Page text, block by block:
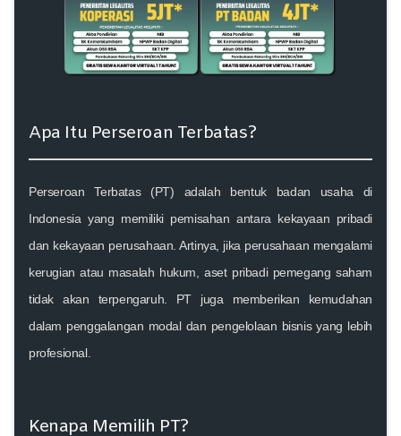
Apa Itu Perseroan Terbatas?
Perseroan Terbatas (PT) adalah bentuk badan usaha di
Indonesia yang memiliki pemisahan antara kekayaan pribadi
dan kekayaan perusahaan. Artinya, jika perusahaan mengalami
kerugian atau masalah hukum, aset pribadi pemegang saham
tidak akan terpengaruh. PT juga memberikan kemudahan
dalam penggalangan modal dan pengelolaan bisnis yang lebih
profesional.
Kenapa Memilih PT?